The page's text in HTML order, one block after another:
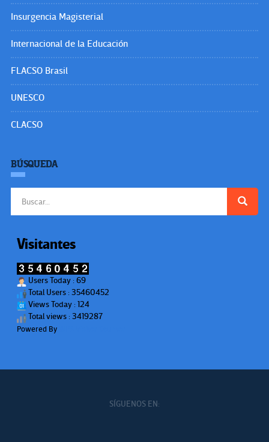
Insurgencia Magisterial
Internacional de la Educación
FLACSO Brasil
UNESCO
CLACSO
BÚSQUEDA
Visitantes
Users Today : 69
Total Users : 35460452
Views Today : 124
Total views : 3419287
Powered By
SÍGUENOS EN: